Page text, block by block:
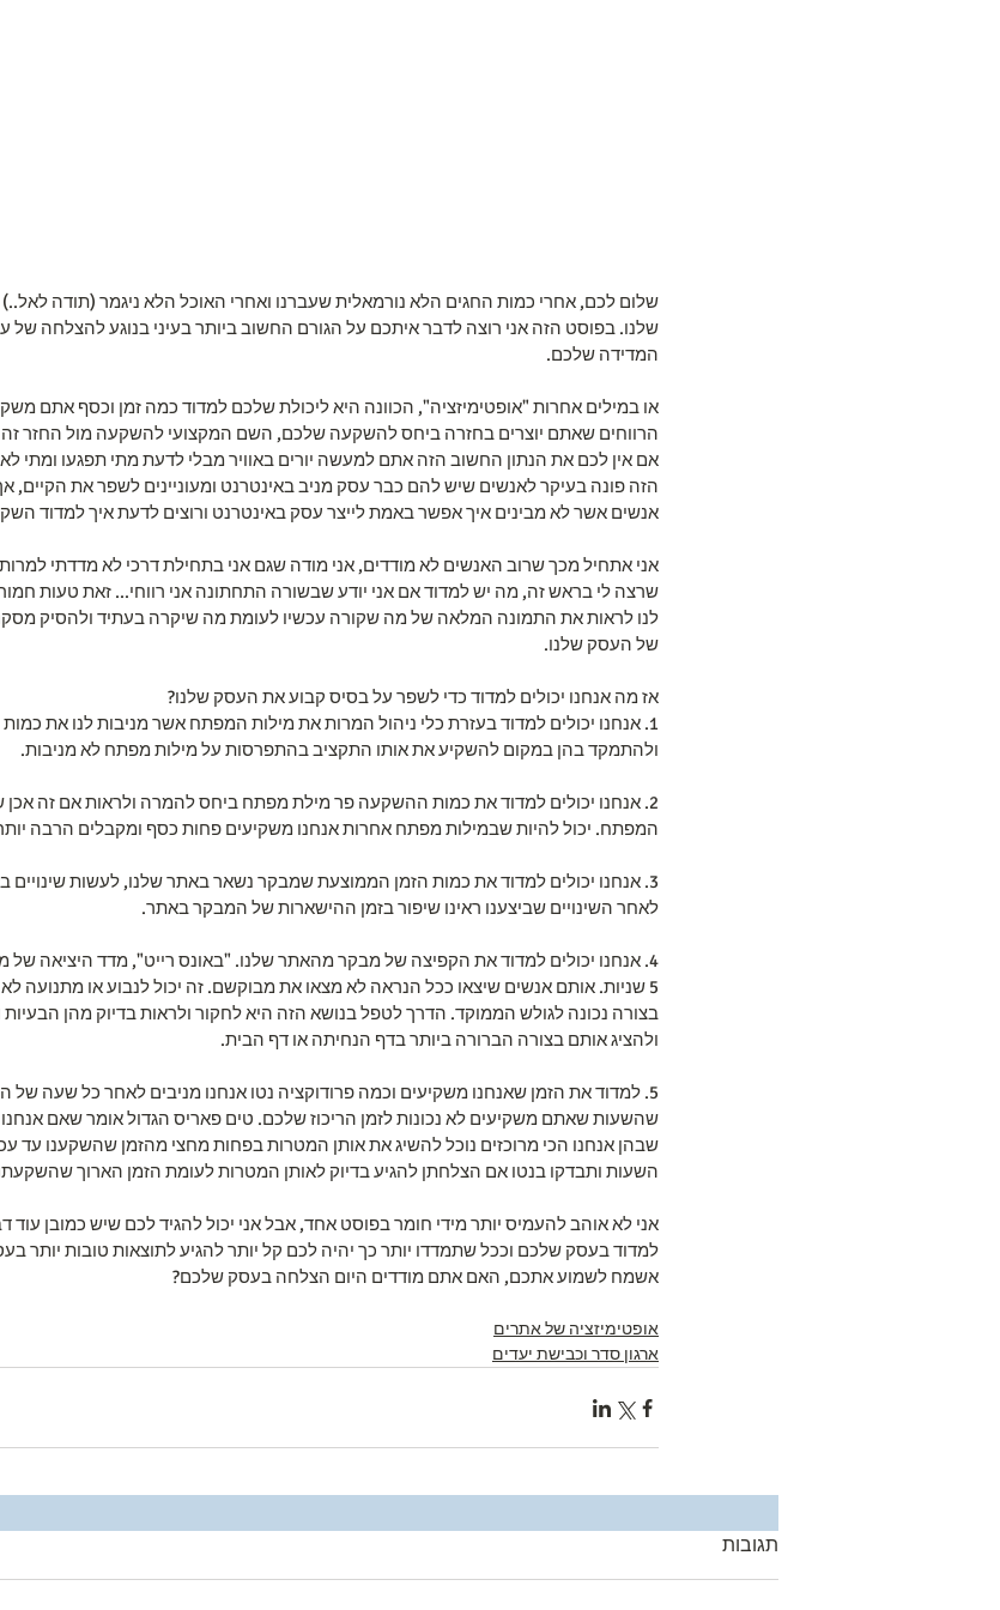
שלום לכם, אחרי כמות החגים הלא נורמאלית שעברנו ואחרי האוכל הלא ניגמר (תודה
שלנו. בפוסט הזה אני רוצה לדבר איתכם על הגורם החשוב ביותר בעיני בנוגע להצלחה של
המדידה שלכם.
או במילים אחרות "אופטימיזציה", הכוונה היא ליכולת שלכם למדוד כמה זמן וכסף אתם
אם אין לכם את הנתון החשוב הזה אתם למעשה יורים באוויר מבלי לדעת מתי תפגעו ומתי
הזה פונה בעיקר לאנשים שיש להם כבר עסק מניב באינטרנט ומעוניינים לשפר את הקיים,
אנשים אשר לא מבינים איך אפשר באמת לייצר עסק באינטרנט ורוצים לדעת איך למדוד
אני אתחיל מכך שרוב האנשים לא מודדים, אני מודה שגם אני בתחילת דרכי לא מדדתי
שרצה לי בראש זה, מה יש למדוד אם אני יודע שבשורה התחתונה אני רווחי... זאת טעות
לנו לראות את התמונה המלאה של מה שקורה עכשיו לעומת מה שיקרה בעתיד ולהסיק
של העסק שלנו.
אז מה אנחנו יכולים למדוד כדי לשפר על בסיס קבוע את העסק שלנו?
1. אנחנו יכולים למדוד בעזרת כלי ניהול המרות את מילות המפתח אשר מניבות לנו את
ולהתמקד בהן במקום להשקיע את אותו התקציב בהתפרסות על מילות מפתח לא מניבות.
2. אנחנו יכולים למדוד את כמות ההשקעה פר מילת מפתח ביחס להמרה ולראות אם זה אכן
המפתח. יכול להיות שבמילות מפתח אחרות אנחנו משקיעים פחות כסף ומקבלים הרבה
3. אנחנו יכולים למדוד את כמות הזמן הממוצעת שמבקר נשאר באתר שלנו, לעשות
לאחר השינויים שביצענו ראינו שיפור בזמן ההישארות של המבקר באתר.
4. אנחנו יכולים למדוד את הקפיצה של מבקר מהאתר שלנו. "באונס רייט", מדד היציאה
5 שניות. אותם אנשים שיצאו ככל הנראה לא מצאו את מבוקשם. זה יכול לנבוע או
בצורה נכונה לגולש הממוקד. הדרך לטפל בנושא הזה היא לחקור ולראות בדיוק מהן
ולהציג אותם בצורה הברורה ביותר בדף הנחיתה או דף הבית.
5. למדוד את הזמן שאנחנו משקיעים וכמה פרודוקציה נטו אנחנו מניבים לאחר כל שעה של
שהשעות שאתם משקיעים לא נכונות לזמן הריכוז שלכם. טים פאריס הגדול אומר שאם
שבהן אנחנו הכי מרוכזים נוכל להשיג את אותן המטרות בפחות מחצי מהזמן שהשקענו עד
השעות ותבדקו בנטו אם הצלחתן להגיע בדיוק לאותן המטרות לעומת הזמן הארוך
אני לא אוהב להעמיס יותר מידי חומר בפוסט אחד, אבל אני יכול להגיד לכם שיש כמובן עוד
למדוד בעסק שלכם וככל שתמדדו יותר כך יהיה לכם קל יותר להגיע לתוצאות טובות יותר
אשמח לשמוע אתכם, האם אתם מודדים היום הצלחה בעסק שלכם?
אופטימיזציה של אתרים
ארגון סדר וכבישת יעדים
תגובות